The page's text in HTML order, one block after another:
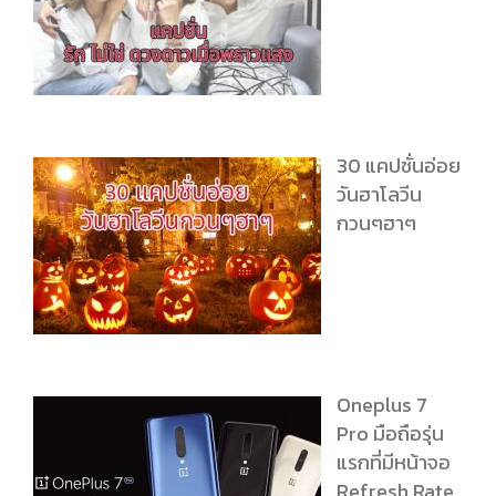
30 แคปชั่นอ่อย
วันฮาโลวีน
กวนๆฮาๆ
Oneplus 7
Pro มือถือรุ่น
แรกที่มีหน้าจอ